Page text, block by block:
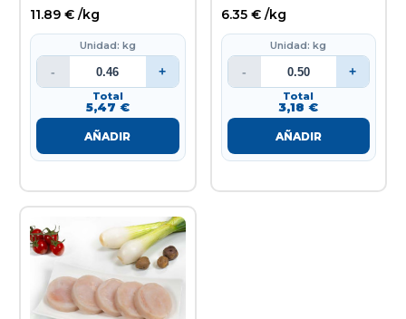
11.89 € /kg
Unidad: kg
- +
Total
5,47 €
AÑADIR
6.35 € /kg
Unidad: kg
- +
Total
3,18 €
AÑADIR